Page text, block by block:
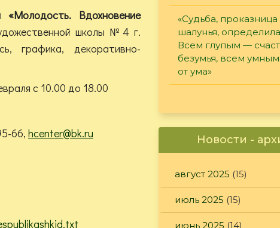
«Молодость. Вдохновение
школы №4 г.
графика, декоративно-
с 10.00 до 18.00
66, hcenter@bk.ru
«Судьба,
шалунья,
Всем глупым —
безумья, всем
от ума»
Новости -
август 2025 (15)
июль 2025 (15)
июнь 2025 (14)